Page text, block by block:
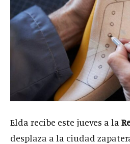
Elda recibe este jueves a la
desplaza a la ciudad